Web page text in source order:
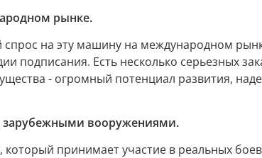
рынке.
на эту машину на международном
подписания. Есть несколько серьезных
- огромный потенциал развития,
зарубежными вооружениями.
принимает участие в реальных